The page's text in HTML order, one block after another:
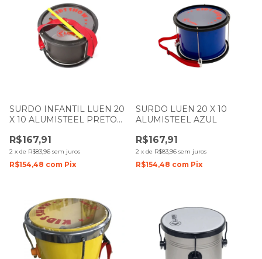
SURDO INFANTIL LUEN 20
X 10 ALUMISTEEL PRETO
R$167,91
2 x de R$83,96 sem juros
R$154,48 com Pix
SURDO LUEN 20 X 10
ALUMISTEEL AZUL
R$167,91
2 x de R$83,96 sem juros
R$154,48 com Pix